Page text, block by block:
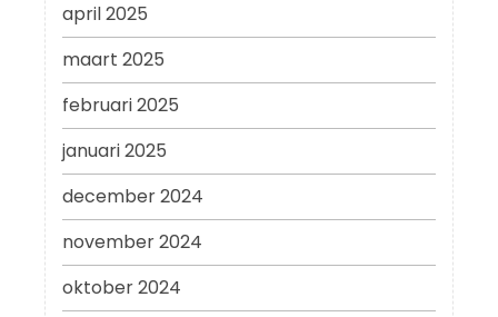
april 2025
maart 2025
februari 2025
januari 2025
december 2024
november 2024
oktober 2024